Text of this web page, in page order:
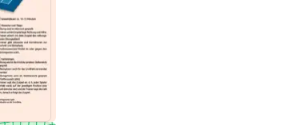
und mentaler Aspekte. Hier findet das Komplextraining